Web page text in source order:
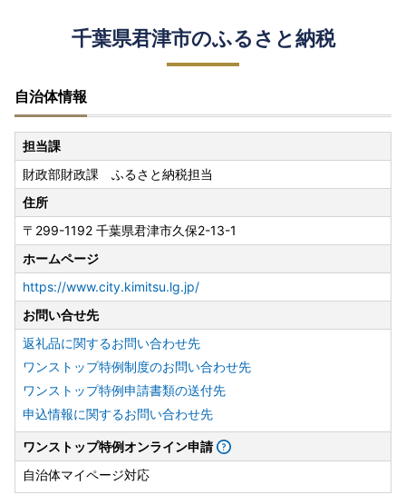
千葉県君津市のふるさと納税
自治体情報
担当課
財政部財政課 ふるさと納税担当
住所
〒299-1192 千葉県君津市久保2-13-1
ホームページ
https://www.city.kimitsu.lg.jp/
お問い合せ先
返礼品に関するお問い合わせ先
ワンストップ特例制度のお問い合わせ先
ワンストップ特例申請書類の送付先
申込情報に関するお問い合わせ先
ワンストップ特例オンライン申請
自治体マイページ対応